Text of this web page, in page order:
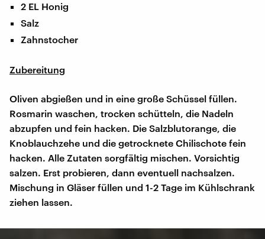
2 EL Honig
Salz
Zahnstocher
Zubereitung
Oliven abgießen und in eine große Schüssel füllen.
Rosmarin waschen, trocken schütteln, die Nadeln
abzupfen und fein hacken. Die Salzblutorange, die
Knoblauchzehe und die getrocknete Chilischote fein
hacken. Alle Zutaten sorgfältig mischen. Vorsichtig
salzen. Erst probieren, dann eventuell nachsalzen.
Mischung in Gläser füllen und 1-2 Tage im Kühlschrank
ziehen lassen.